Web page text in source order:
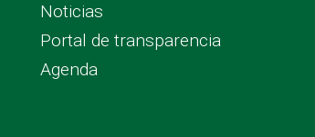
Noticias
Portal de transparencia
Agenda